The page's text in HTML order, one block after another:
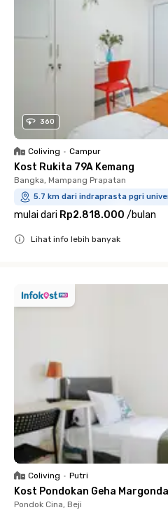
360
Coliving • Campur
Kost Rukita 79A Kemang
Bangka, Mampang Prapatan
5.7 km dari indraprasta pgri
mulai dari Rp2.818.000 /bulan
Lihat info lebih banyak
Coliving • Putri
Kost Pondokan Geha
Pondok Cina, Beji